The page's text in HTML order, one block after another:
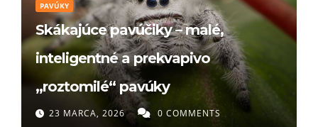
PAVÚKY
Skákajúce pavúčiky – malé,
inteligentné a prekvapivo
„roztomilé“ pavúky
23 MARCA, 2026 0 COMMENTS